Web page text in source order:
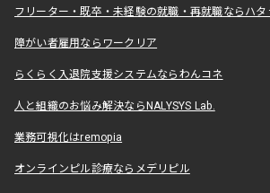
フリーター・既卒・未経験の就職・再就職ならハタ
障がい者雇用ならワークリア
らくらく入退院支援システムならわんコネ
人と組織のお悩み解決ならNALYSYS Lab.
業務可視化はremopia
オンラインピル診療ならメデリピル